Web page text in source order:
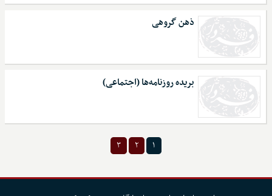
ذهن گروهی
بریده روزنامه‌ها (اجتماعی)
۱ ۲ ۳